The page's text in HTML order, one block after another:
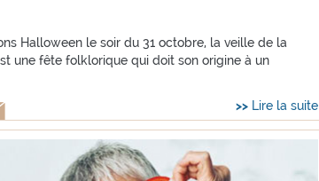
Halloween le soir du 31 octobre, la veille de la
une fête folklorique qui doit son origine à un
Lire la suite